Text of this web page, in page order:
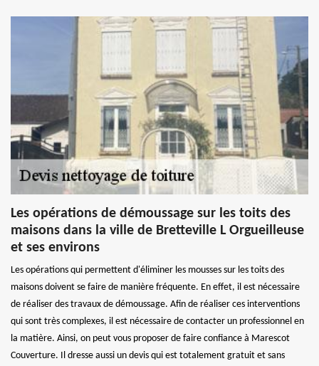
Les opérations de démoussage sur les toits des
maisons dans la ville de Bretteville L Orgueilleuse
et ses environs
Les opérations qui permettent d'éliminer les mousses sur les toits des
maisons doivent se faire de manière fréquente. En effet, il est nécessaire
de réaliser des travaux de démoussage. Afin de réaliser ces interventions
qui sont très complexes, il est nécessaire de contacter un professionnel en
la matière. Ainsi, on peut vous proposer de faire confiance à Marescot
Couverture. Il dresse aussi un devis qui est totalement gratuit et sans